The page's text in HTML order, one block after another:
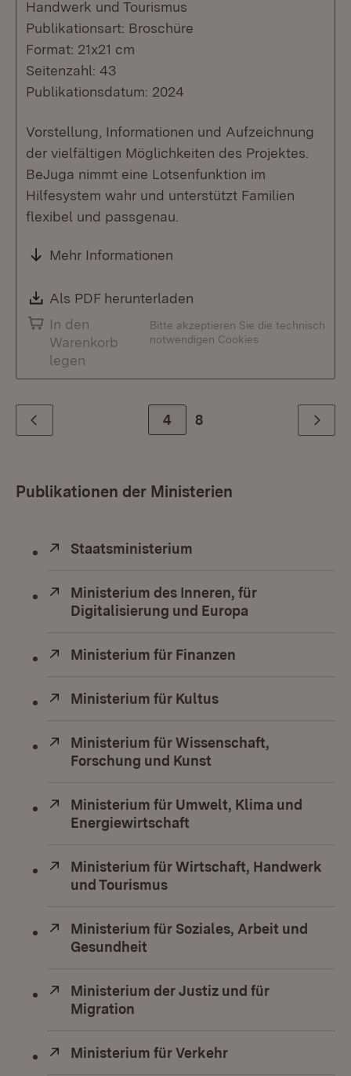
Handwerk und Tourismus
Publikationsart: Broschüre
Format: 21x21 cm
Seitenzahl: 43
Publikationsdatum: 2024
Vorstellung, Informationen und Aufzeichnung
der vielfältigen Möglichkeiten des Projektes.
BeJuga nimmt eine Lotsenfunktion im
Hilfesystem wahr und unterstützt Familien
flexibel und passgenau.
Mehr Informationen
Download:
Als PDF herunterladen
In den
Warenkorb
legen
Bitte akzeptieren Sie die technisch
notwendigen Cookies
Zurück Zur Seite
4 8 Weiter
Publikationen der Ministerien
Extern:
Staatsministerium
Extern:
Ministerium des Inneren, für
Digitalisierung und Europa
Extern:
Ministerium für Finanzen
Extern:
Ministerium für Kultus
Extern:
Ministerium für Wissenschaft,
Forschung und Kunst
Extern:
Ministerium für Umwelt, Klima und
Energiewirtschaft
Extern:
Ministerium für Wirtschaft, Handwerk
und Tourismus
Extern:
Ministerium für Soziales, Arbeit und
Gesundheit
Extern:
Ministerium der Justiz und für
Migration
Extern:
Ministerium für Verkehr